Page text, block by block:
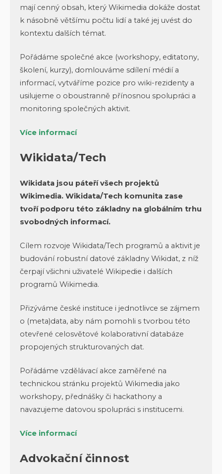
mají cenný obsah, který Wikimedia dokáže dostat
k násobně většímu počtu lidí a také jej uvést do
kontextu dalších témat.
Pořádáme společné akce (workshopy, editatony,
školení, kurzy), domlouváme sdílení médií a
informací, vytváříme pozice pro wiki-rezidenty a
usilujeme o oboustranně přínosnou spolupráci a
monitoring společných aktivit.
Více informací
Wikidata/Tech
Wikidata jsou páteří všech projektů
Wikimedia. Wikidata/Tech komunita zase
tvoří podporu této základny na globálním trhu
svobodných informací.
Cílem rozvoje Wikidata/Tech programů a aktivit je
budování robustní datové základny Wikidat, z níž
čerpají všichni uživatelé Wikipedie i dalších
programů Wikimedia.
Přizýváme české instituce i jednotlivce se zájmem
o (meta)data, aby nám pomohli s tvorbou této
otevřené celosvětové kolaborativní databáze
propojených strukturovaných dat.
Pořádáme vzdělávací akce zaměřené na
technickou stránku projektů Wikimedia jako
workshopy, přednášky či hackathony a
navazujeme datovou spolupráci s institucemi.
Více informací
Advokační činnost